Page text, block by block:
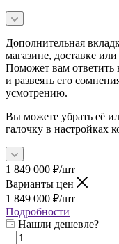
Дополнительная
магазине, доставке
Поможет вам ответить
и развеять его
усмотрению.
Вы можете убрать её
галочку в настройках
1 849 000 ₽/шт
Варианты цен
1 849 000 ₽/шт
Подробности
Нашли дешевле?